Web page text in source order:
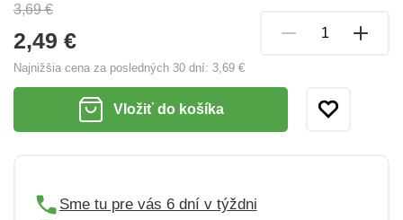
3,69 €
2,49 €
Najnižšia cena za posledných 30 dní: 3,69 €
Vložiť do košíka
Sme tu pre vás 6 dní v týždni